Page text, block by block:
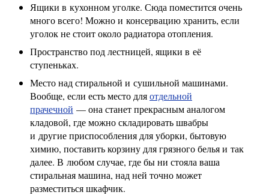
Ящики в кухонном уголке. Сюда поместится очень
много всего! Можно и консервацию хранить, если
уголок не стоит около радиатора отопления.
Пространство под лестницей, ящики в её
ступеньках.
Место над стиральной и сушильной машинами.
Вообще, если есть место дляотдельной
прачечной — она станет прекрасным аналогом
кладовой, где можно складировать швабры
и другие приспособления для уборки, бытовую
химию, поставить корзину для грязного белья и так
далее. В любом случае, где бы ни стояла ваша
стиральная машина, над ней точно может
разместиться шкафчик.